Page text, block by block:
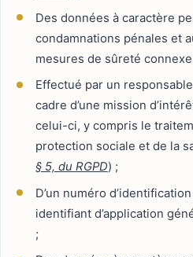
Des données à caractère
condamnations pénales et
mesures de sûreté
Effectué par un
cadre d’une mission
celui-ci, y compris le
protection sociale et de la
§ 5, du RGPD) ;
D’un numéro
identifiant d’application
;